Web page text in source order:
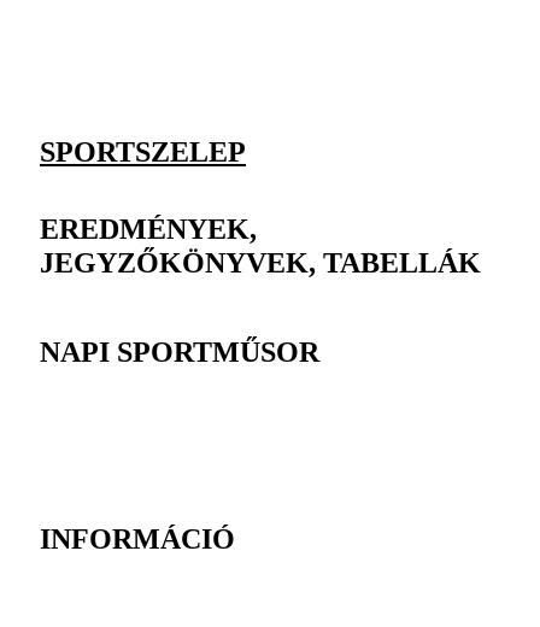
SPORTSZELEP
EREDMÉNYEK,
JEGYZŐKÖNYVEK, TABELLÁK
NAPI SPORTMŰSOR
INFORMÁCIÓ